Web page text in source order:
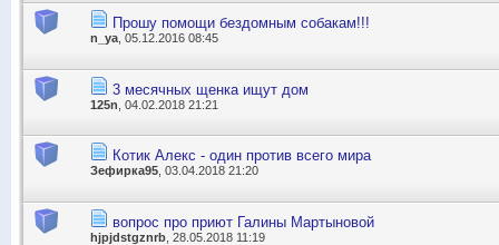
Прошу помощи бездомным собакам!!!
n_ya , 05.12.2016 08:45
3 месячных щенка ищут дом
125n , 04.02.2018 21:21
Котик Алекс - один против всего мира
Зефирка95 , 03.04.2018 21:20
вопрос про приют Галины Мартыновой
hjpjdstgznrb , 28.05.2018 11:19